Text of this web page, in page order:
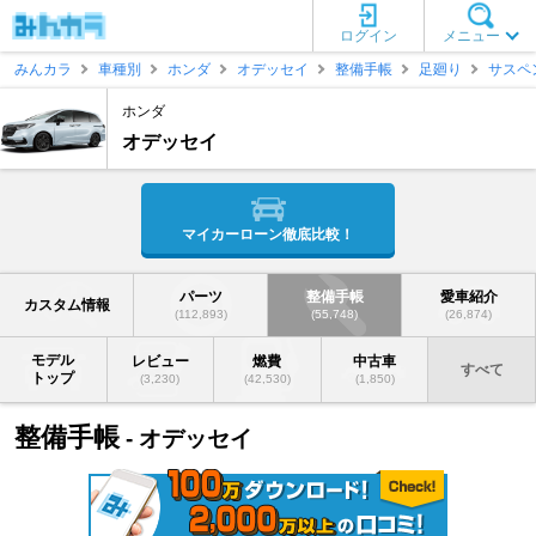
メニュー
ログイン
みんカラ
車種別 ホンダ オデッセイ 整備手帳 足廻り サスペ
ホンダ
オデッセイ
マイカーローン徹底比較！
カスタム情報 パーツ
(112,893)
整備手帳
(55,748)
愛車紹介
(26,874)
モデル
トップ
レビュー
(3,230)
燃費
(42,530)
中古車
(1,850)
すべて
整備手帳 - オデッセイ